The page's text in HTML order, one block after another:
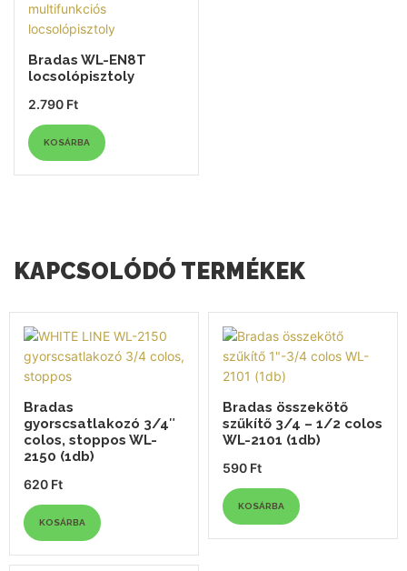
Bradas WL-EN8T
locsolópisztoly
2.790 Ft
KOSÁRBA
KAPCSOLÓDÓ TERMÉKEK
Bradas
gyorscsatlakozó 3/4″
colos, stoppos WL-
2150 (1db)
620 Ft
KOSÁRBA
Bradas összekötő
szűkítő 3/4 – 1/2 colos
WL-2101 (1db)
590 Ft
KOSÁRBA